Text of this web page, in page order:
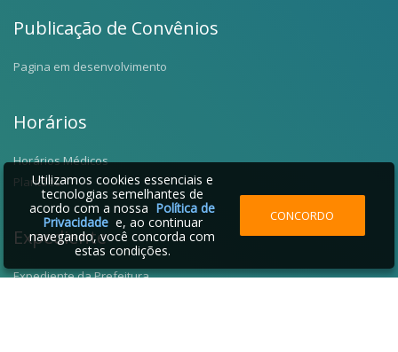
Publicação de Convênios
Pagina em desenvolvimento
Horários
Horários Médicos
Plantões
Expediente
Expediente da Prefeitura
Utilizamos cookies essenciais e
tecnologias semelhantes de
acordo com a nossa Política de
Privacidadee, ao continuar
navegando, você concorda com
estas condições.
CONCORDO